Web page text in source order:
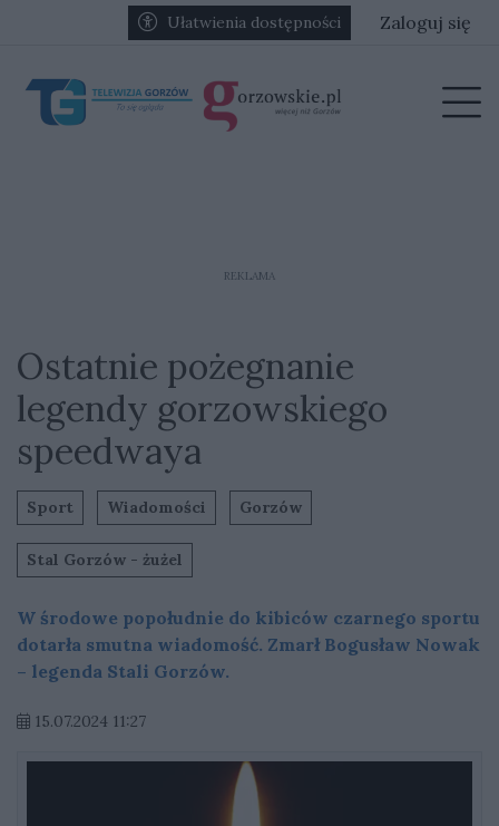
Przejdź do głównych treści
Przejdź do głównego menuUłatwienia dostępności Zaloguj się
REKLAMA
Ostatnie pożegnanie
legendy gorzowskiego
speedwaya
Sport Wiadomości Gorzów
Stal Gorzów - żużel
W środowe popołudnie do kibiców czarnego sportu
dotarła smutna wiadomość. Zmarł Bogusław Nowak
– legenda Stali Gorzów.
15.07.2024 11:27